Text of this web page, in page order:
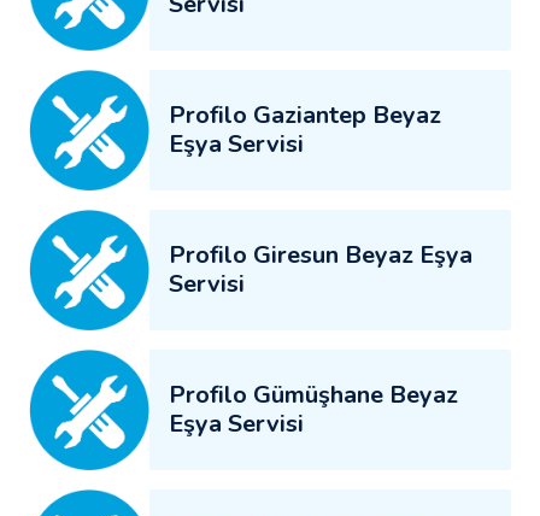
Profilo Gaziantep Beyaz
Eşya Servisi
Profilo Giresun Beyaz Eşya
Servisi
Profilo Gümüşhane Beyaz
Eşya Servisi